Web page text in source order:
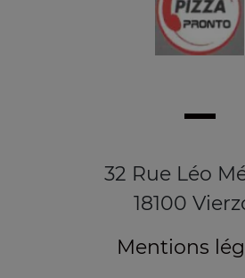
32 Rue Léo
18100
Mentions